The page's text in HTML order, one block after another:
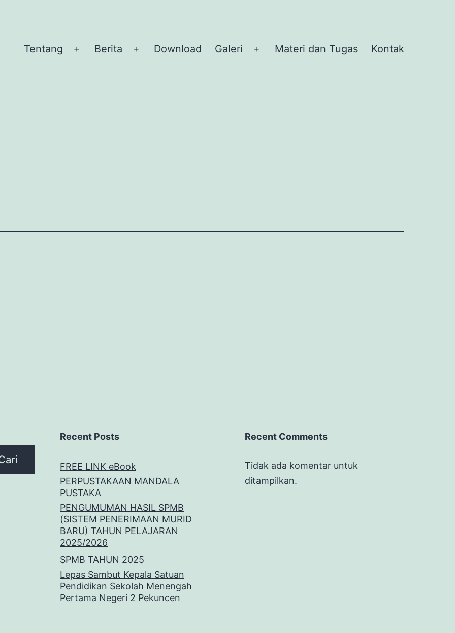
Tentang
Buka
Berita
Buka
Download Galeri
Buka
Materi dan Tugas Kontak
Recent Posts
FREE LINK eBook
PERPUSTAKAAN MANDALA
PUSTAKA
PENGUMUMAN HASIL SPMB
(SISTEM PENERIMAAN MURID
BARU) TAHUN PELAJARAN
2025/2026
SPMB TAHUN 2025
Lepas Sambut Kepala Satuan
Pendidikan Sekolah Menengah
Pertama Negeri 2 Pekuncen
Recent Comments
Tidak ada komentar untuk
ditampilkan.